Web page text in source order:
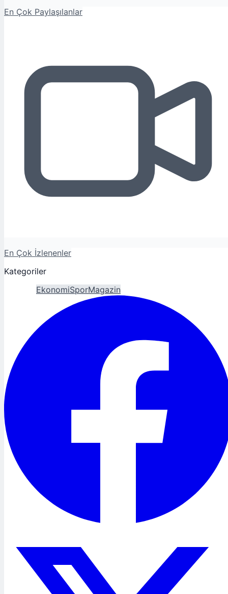
En Çok Paylaşılanlar
En Çok İzlenenler
Kategoriler
EkonomiSporMagazin